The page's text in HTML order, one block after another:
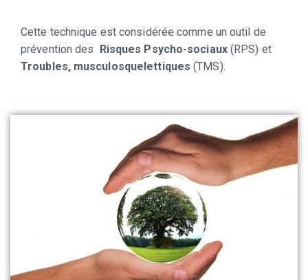
Cette technique est considérée comme un outil de
prévention des Risques Psycho-sociaux(RPS) et
Troubles, musculosquelettiques(TMS).